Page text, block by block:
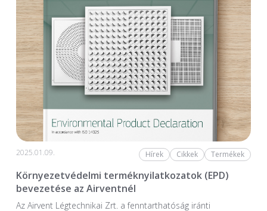
2025.01.09. Hírek Cikkek Termékek
Környezetvédelmi terméknyilatkozatok (EPD)
bevezetése az Airventnél
Az Airvent Légtechnikai Zrt. a fenntarthatóság iránti